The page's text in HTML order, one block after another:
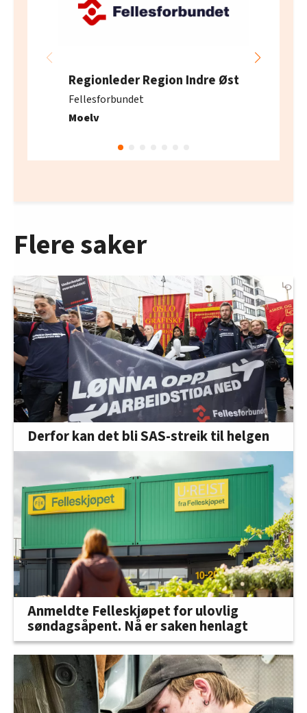
Regionleder Region Indre Øst
Fellesforbundet
Moelv
Flere saker
Derfor kan det bli SAS-streik til helgen
Anmeldte Felleskjøpet for ulovlig
søndagsåpent. Nå er saken henlagt